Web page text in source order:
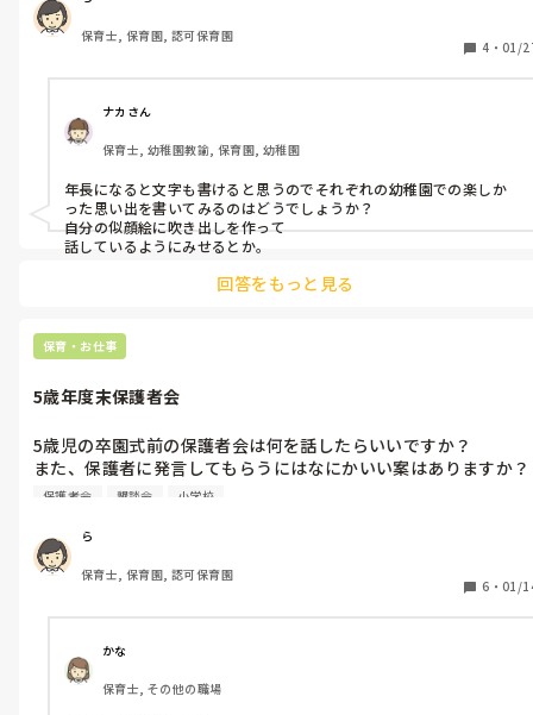
保育士, 保育園, 認可保育園
4 ・ 01/
ナカさん
保育士, 幼稚園教諭, 保育園, 幼稚園
年長になると文字も書けると思うのでそれぞれの幼稚園での楽しか
った思い出を書いてみるのはどうでしょうか？
自分の似顔絵に吹き出しを作って
話しているようにみせるとか。
回答をもっと見る
保育・お仕事
5歳年度末保護者会
5歳児の卒園式前の保護者会は何を話したらいいですか？
また、保護者に発言してもらうにはなにかいい案はありますか？
ちなみに所要時間は30分です。
例:６年間で成長したところを発表してもらう
例:６年間の成長記録をスライドショーで流す
これがよかったよ。こうするといいよ。などありましたら教えて
いただけると嬉しいです。
保護者会 懇談会 小学校
ら
保育士, 保育園, 認可保育園
6 ・ 01/
かな
保育士, その他の職場